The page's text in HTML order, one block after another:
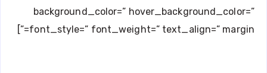
background_color=” hover_background_color=”
font_style=” font_weight=” text_align=” margin=”]